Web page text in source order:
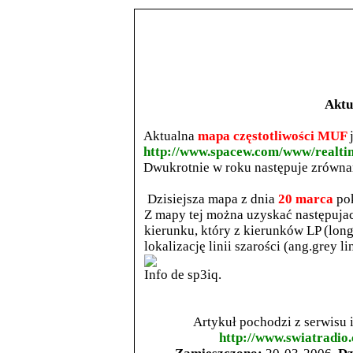
Aktualna mapa częstotliwości MUF
http://www.spacew.com/www/
Dwukrotnie w roku następuje
Dzisiejsza mapa z dnia 20 marca
Z mapy tej można uzyskać
kierunku, który z kierunków LP
lokalizację linii szarości (ang.grey
Info de sp3iq.
Artykuł pochodzi z
http://